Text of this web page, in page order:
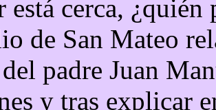
está cerca,
de San Mateo
padre Juan
y tras explicar